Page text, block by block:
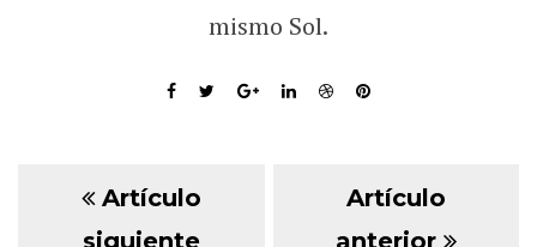
mismo Sol.
Artículo
siguiente
Artículo
anterior